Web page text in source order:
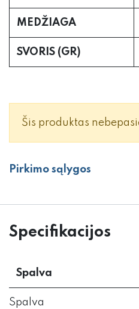
MEDŽIAGA
SVORIS (GR)
Šis produktas
Pirkimo sąlygos
Specifikacijos
Spalva
Spalva